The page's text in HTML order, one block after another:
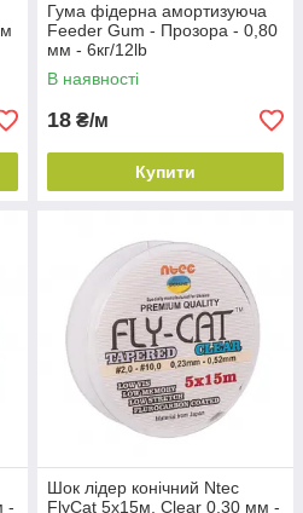
Гума фідерна амортизуюча
Feeder Gum - Прозора - 0,80
мм - 6кг/12lb
В наявності
18 ₴/м
Купити
-
Шок лідер конічний Ntec
FlyCat 5х15м, Clear 0,30 мм -